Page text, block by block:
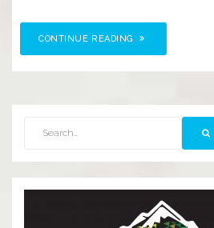
CONTINUE READING